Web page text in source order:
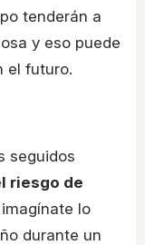
tenderán a
y eso puede
el futuro.
seguidos
riesgo de
lo
durante un